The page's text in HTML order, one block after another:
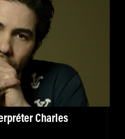
Charles